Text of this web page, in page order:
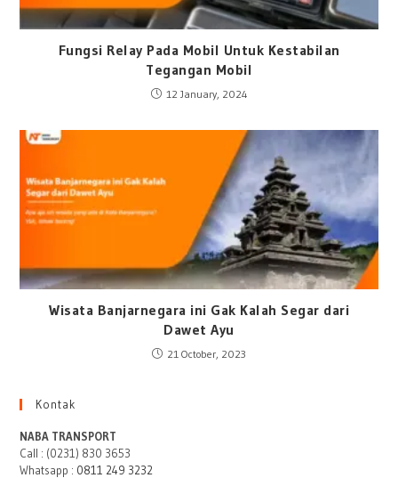
Fungsi Relay Pada Mobil Untuk Kestabilan
Tegangan Mobil
12 January, 2024
Wisata Banjarnegara ini Gak Kalah Segar dari
Dawet Ayu
21 October, 2023
Kontak
NABA TRANSPORT
Call : (0231) 830 3653
Whatsapp : 0811 249 3232